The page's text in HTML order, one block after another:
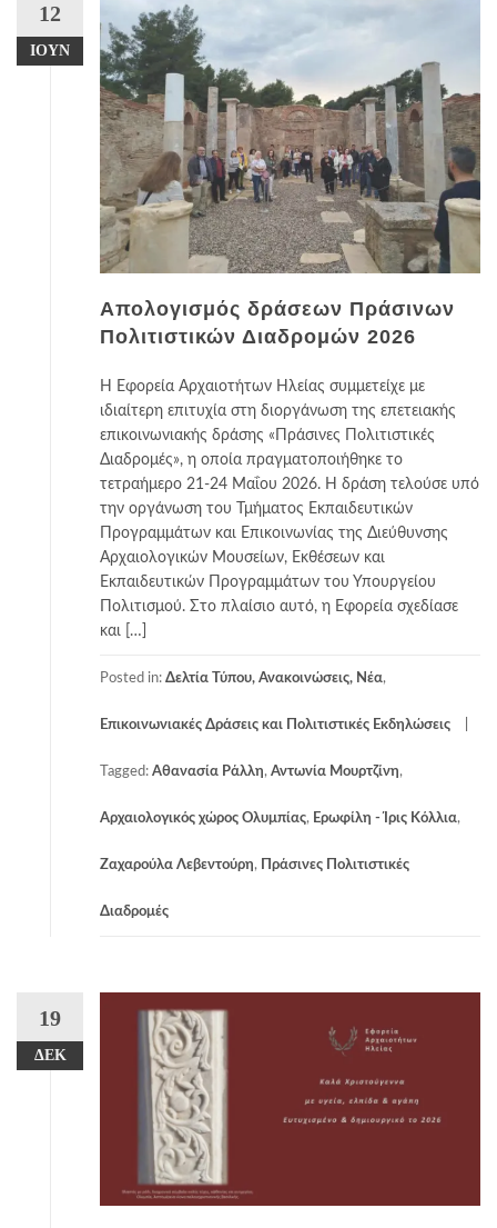
12
ΙΟΎΝ
Απολογισμός δράσεων Πράσινων
Πολιτιστικών Διαδρομών 2026
Η Εφορεία Αρχαιοτήτων Ηλείας συμμετείχε με
ιδιαίτερη επιτυχία στη διοργάνωση της επετειακής
επικοινωνιακής δράσης «Πράσινες Πολιτιστικές
Διαδρομές», η οποία πραγματοποιήθηκε το
τετραήμερο 21-24 Μαΐου 2026. Η δράση τελούσε υπό
την οργάνωση του Τμήματος Εκπαιδευτικών
Προγραμμάτων και Επικοινωνίας της Διεύθυνσης
Αρχαιολογικών Μουσείων, Εκθέσεων και
Εκπαιδευτικών Προγραμμάτων του Υπουργείου
Πολιτισμού. Στο πλαίσιο αυτό, η Εφορεία σχεδίασε
και […]
Posted in: Δελτία Τύπου, Ανακοινώσεις, Νέα,
Επικοινωνιακές Δράσεις και Πολιτιστικές Εκδηλώσεις
Tagged: Αθανασία Ράλλη, Αντωνία Μουρτζίνη,
Αρχαιολογικός χώρος Ολυμπίας, Ερωφίλη - Ίρις Κόλλια,
Ζαχαρούλα Λεβεντούρη, Πράσινες Πολιτιστικές
Διαδρομές
19
ΔΕΚ